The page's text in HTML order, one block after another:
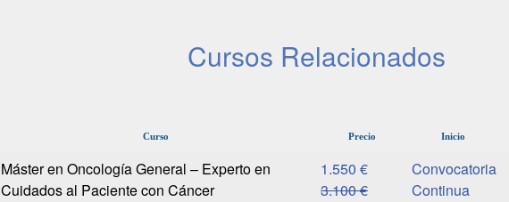
Cursos Relacionados
Curso Precio Inicio
Máster en Oncología General – Experto en
Cuidados al Paciente con Cáncer
1.550 €
3.100 €
Convocatoria
Continua